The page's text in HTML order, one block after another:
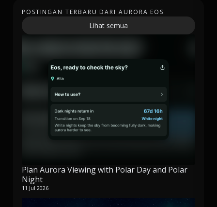
POSTINGAN TERBARU DARI AURORA EOS
Lihat semua
Plan Aurora Viewing with Polar Day and Polar
Night
11 Jul 2026